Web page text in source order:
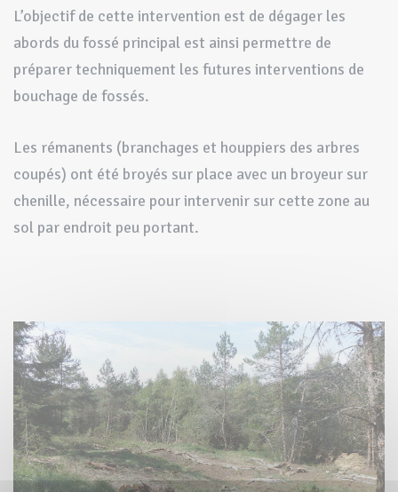
L’objectif de cette intervention est de dégager les
abords du fossé principal est ainsi permettre de
préparer techniquement les futures interventions de
bouchage de fossés.
Les rémanents (branchages et houppiers des arbres
coupés) ont été broyés sur place avec un broyeur sur
chenille, nécessaire pour intervenir sur cette zone au
sol par endroit peu portant.